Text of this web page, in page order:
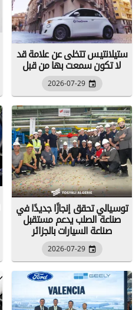
ستيلانتيس تتخلى عن علامة قد
لا تكون سمعت بها من قبل
2026-07-29
توسيالي تحقق إنجازًا جديدًا في
صناعة الصلب يدعم مستقبل
صناعة السيارات بالجزائر
2026-07-29